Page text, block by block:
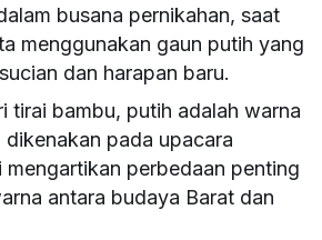
busana pernikahan, saat
menggunakan gaun putih yang
dan harapan baru.
tirai bambu, putih adalah warna
pada upacara
mengartikan perbedaan penting
antara budaya Barat dan